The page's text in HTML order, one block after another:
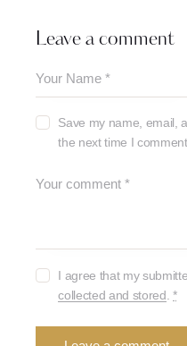
Leave a comment
Save my name, email,
the next time I comment.
I agree that my
collected and stored .*